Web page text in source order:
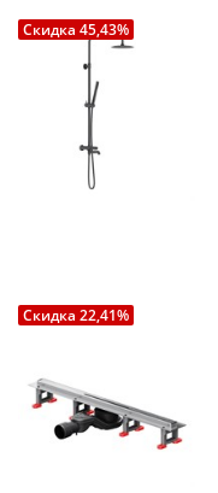
Скидка 45,43%
Скидка 22,41%